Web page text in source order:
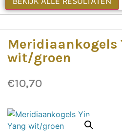
Meridiaankogels
wit/groen
€10,70